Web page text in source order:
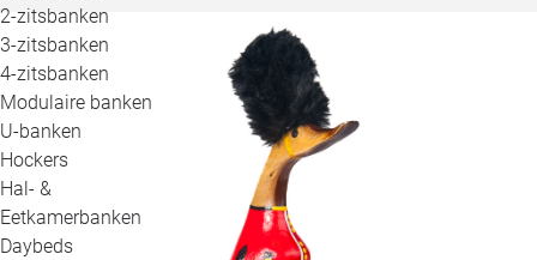
2-zitsbanken
3-zitsbanken
4-zitsbanken
Modulaire banken
U-banken
Hockers
Hal- &
Eetkamerbanken
Daybeds